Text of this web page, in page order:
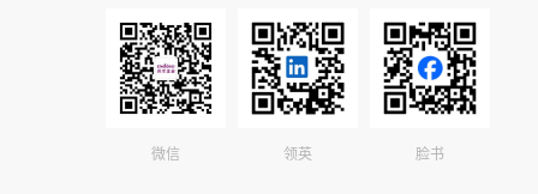
微信 领英 脸书